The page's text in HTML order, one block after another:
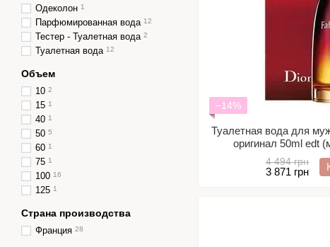
−14%
Туалетная вода для
оригинал 50ml edt
волнующий,
4 494 грн
3 871 грн
Одеколон 1
Парфюмированная вода 12
Тестер - Туалетная вода 2
Туалетная вода 12
Объем
10 2
15 1
40 1
50 5
60 1
75 1
100 16
125 1
Страна производства
Франция 28